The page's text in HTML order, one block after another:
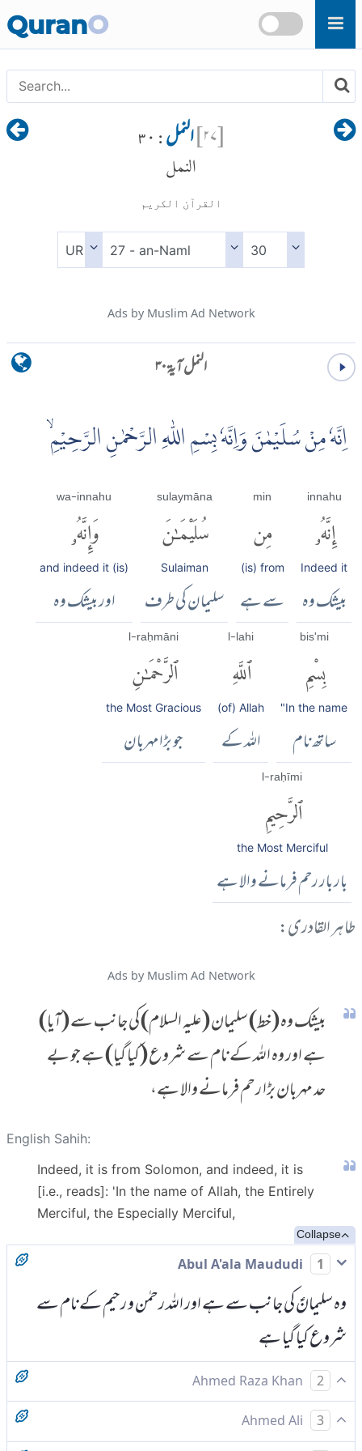
Skip to main content
QuranO
[۲۷]النمل : ۳۰
النمل
القرآن الكريم
Ads by Muslim Ad Network
النمل آية ۳۰
اِنَّهٗ مِنْ سُلَيْمٰنَ وَاِنَّهٗ بِسْمِ اللّٰهِ الرَّحْمٰنِ الرَّحِيْمِۙ
innahu
إِنَّهُۥ
Indeed it
بیشک وہ
min
مِن
(is) from
سے ہے
sulaymāna
سُلَيْمَٰنَ
Sulaiman
سلیمان کی طرف
wa-innahu
وَإِنَّهُۥ
and indeed it (is)
اور بیشک وہ
bis'mi
بِسْمِ
"In the name
ساتھ نام
l-lahi
ٱللَّهِ
(of) Allah
اللہ کے
l-raḥmāni
ٱلرَّحْمَٰنِ
the Most Gracious
جو بڑا مہربان
l-raḥīmi
ٱلرَّحِيمِ
the Most Merciful
بار بار رحم فرمانے والا ہے
طاہر القادری:
Ads by Muslim Ad Network
بیشک وہ (خط) سلیمان (علیہ السلام) کی جانب سے (آیا)
ہے اور وہ اللہ کے نام سے شروع (کیا گیا) ہے جو بے
حد مہربان بڑا رحم فرمانے والا ہے،
English Sahih:
Indeed, it is from Solomon, and indeed, it is
[i.e., reads]: 'In the name of Allah, the Entirely
Merciful, the Especially Merciful,
Collapse
1
وہ سلیمانؑ کی جانب سے ہے اور اللہ رحمٰن و رحیم کے نام سے
شروع کیا گیا ہے
2
بیشک وہ سلیمان کی طرف سے ہے اور بیشک وہ اللہ کے نام سے
3